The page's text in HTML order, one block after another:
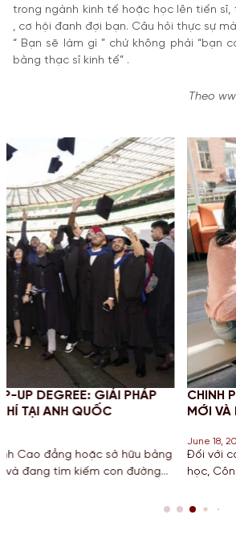
trong ngành kinh tế hoặc học lên tiến sĩ,
, cơ hội đanh đợi bạn. Câu hỏi thực sự
“ Bạn sẽ làm gì ” chứ không phải “bạn
bằng thạc sĩ kinh tế” .
Theo
bằng
CHINH PHỤC STEM OPT 2026:
MỚI VÀ NGHĨA VỤ BÁO CÁO
Đối với các bạn Sinh viên đang
học, Công nghệ, Kỹ thuật và
còn là “bước đệm” quan trọng